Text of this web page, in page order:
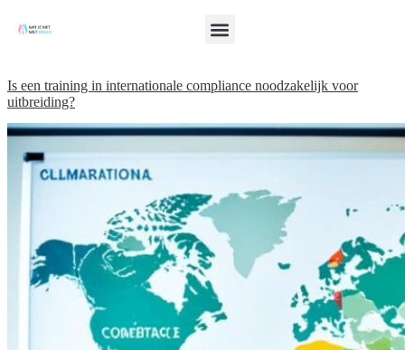
Is een training in internationale compliance noodzakelijk voor
uitbreiding?